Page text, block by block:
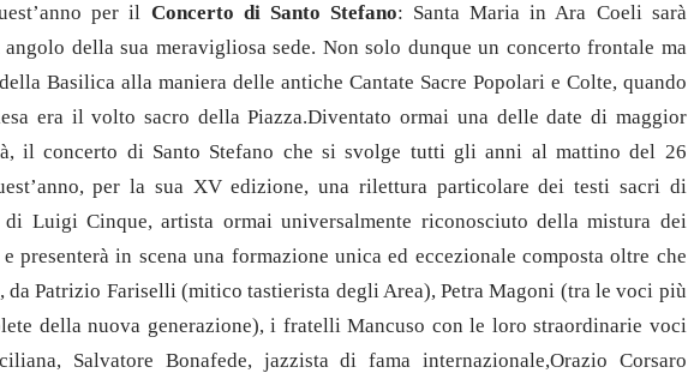
per il Concerto di Santo Stefano: Santa Maria in Ara Coeli sarà
della sua meravigliosa sede. Non solo dunque un concerto frontale ma
Basilica alla maniera delle antiche Cantate Sacre Popolari e Colte, quando
era il volto sacro della Piazza.Diventato ormai una delle date di maggior
il concerto di Santo Stefano che si svolge tutti gli anni al mattino del 26
per la sua XV edizione, una rilettura particolare dei testi sacri di
Luigi Cinque, artista ormai universalmente riconosciuto della mistura dei
presenterà in scena una formazione unica ed eccezionale composta oltre che
da Patrizio Fariselli (mitico tastierista degli Area), Petra Magoni (tra le voci più
della nuova generazione), i fratelli Mancuso con le loro straordinarie voci
Salvatore Bonafede, jazzista di fama internazionale,Orazio Corsaro